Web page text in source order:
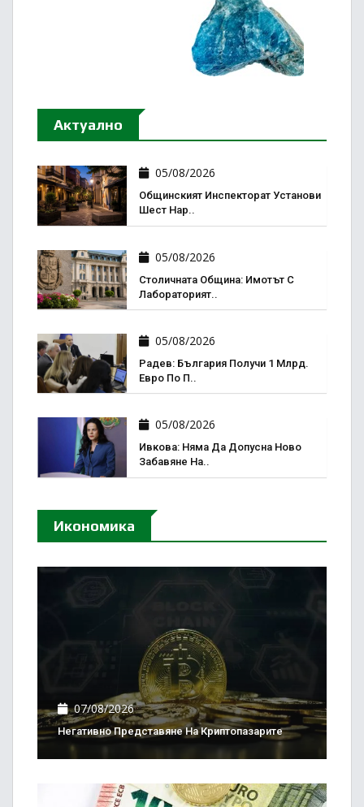
Актуално
05/08/2026
Общинският Инспекторат Установи
Шест Нар..
05/08/2026
Столичната Община: Имотът С
Лабораторият..
05/08/2026
Радев: България Получи 1 Млрд.
Евро По П..
05/08/2026
Ивкова: Няма Да Допусна Ново
Забавяне На..
Икономика
07/08/2026
Негативно Представяне На Криптопазарите